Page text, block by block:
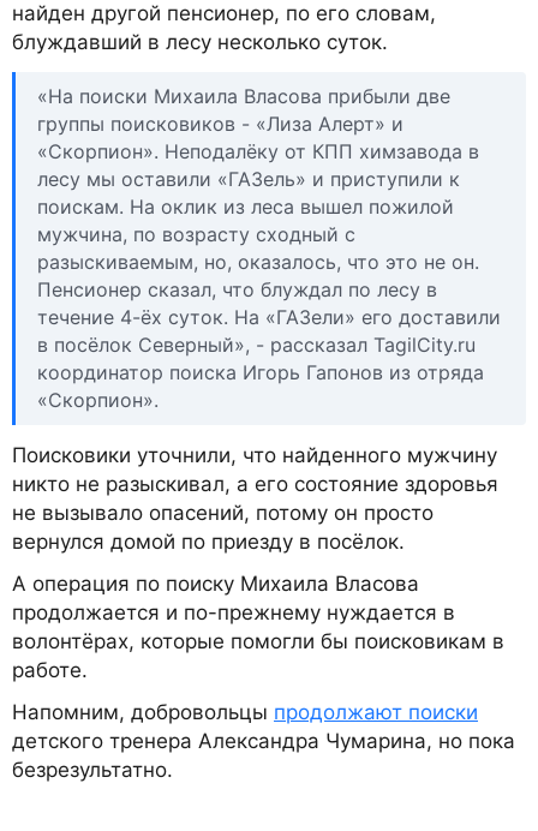
найден другой пенсионер, по его словам,
блуждавший в лесу несколько суток.
«На поиски Михаила Власова прибыли две
группы поисковиков - «Лиза Алерт» и
«Скорпион». Неподалёку от КПП химзавода в
лесу мы оставили «ГАЗель» и приступили к
поискам. На оклик из леса вышел пожилой
мужчина, по возрасту сходный с
разыскиваемым, но, оказалось, что это не он.
Пенсионер сказал, что блуждал по лесу в
течение 4-ёх суток. На «ГАЗели» его доставили
в посёлок Северный», - рассказал TagilCity.ru
координатор поиска Игорь Гапонов из отряда
«Скорпион».
Поисковики уточнили, что найденного мужчину
никто не разыскивал, а его состояние здоровья
не вызывало опасений, потому он просто
вернулся домой по приезду в посёлок.
А операция по поиску Михаила Власова
продолжается и по-прежнему нуждается в
волонтёрах, которые помогли бы поисковикам в
работе.
Напомним, добровольцы продолжают поиски
детского тренера Александра Чумарина, но пока
безрезультатно.